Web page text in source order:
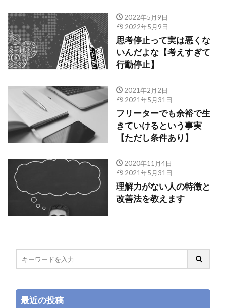
2022年5月9日
2022年5月9日
思考停止って実は悪くな
いんだよな【考えすぎて
行動停止】
2021年2月2日
2021年5月31日
フリーターでも余裕で生
きていけるという事実
【ただし条件あり】
2020年11月4日
2021年5月31日
理解力がない人の特徴と
改善法を教えます
最近の投稿